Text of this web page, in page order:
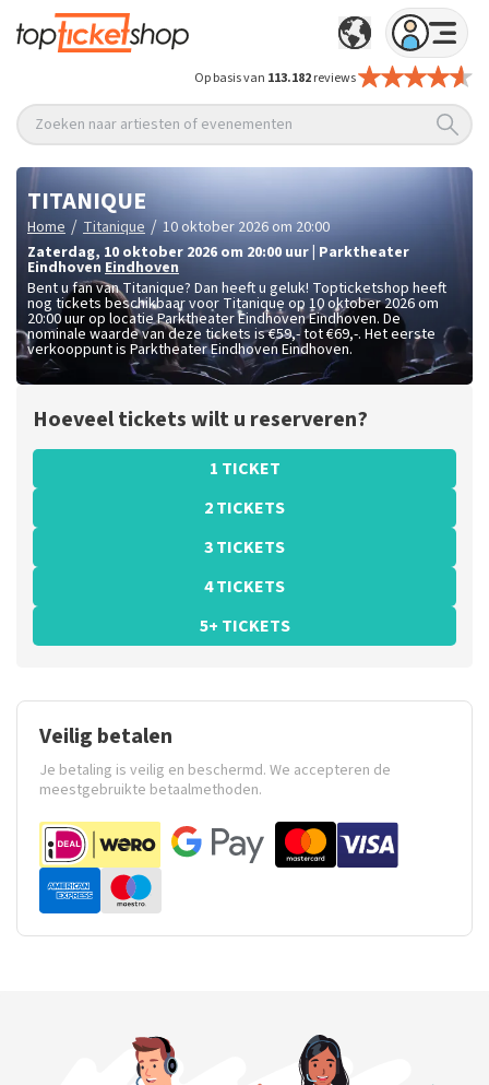
Op basis van 113.182reviews
Zoeken naar artiesten of evenementen
TITANIQUE
Home / Titanique / 10 oktober 2026 om 20:00
zaterdag, 10 oktober 2026 om 20:00 uur Parktheater
Eindhoven Eindhoven
Bent u fan van Titanique? Dan heeft u geluk! Topticketshop heeft
nog tickets beschikbaar voor Titanique op 10 oktober 2026 om
20:00 uur op locatie Parktheater Eindhoven Eindhoven. De
nominale waarde van deze tickets is€59,- tot €69,-. Het eerste
verkooppunt is Parktheater Eindhoven Eindhoven.
Hoeveel tickets wilt u reserveren?
1 TICKET
2 TICKETS
3 TICKETS
4 TICKETS
5+ TICKETS
Veilig betalen
Je betaling is veilig en beschermd. We accepteren de
meestgebruikte betaalmethoden.